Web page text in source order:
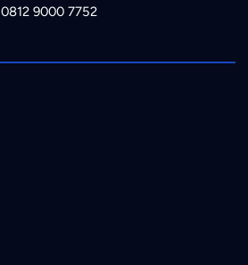
0812 9000 7752